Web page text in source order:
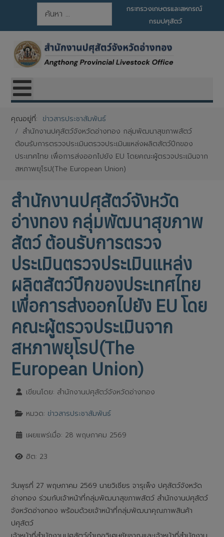
การค้นหา
กระทรวงเกษตรและสหกรณ์
กรมปศุสัตว์
คุณอยู่ที่: ข่าวสารประชาสัมพันธ์
สำนักงานปศุสัตว์จังหวัดอ่างทอง กลุ่มพัฒนาสุขภาพสัตว์
ต้อนรับการตรวจประเมินตรวจประเมินแหล่งผลิตสัตว์ปีกของ
ประเทศไทย เพื่อการส่งออกไปยัง EU โดยคณะผู้ตรวจประเมินจาก
สหภาพยุโรป(The European Union)
สำนักงานปศุสัตว์จังหวัด
อ่างทอง กลุ่มพัฒนาสุขภาพ
สัตว์ ต้อนรับการตรวจ
ประเมินตรวจประเมินแหล่ง
ผลิตสัตว์ปีกของประเทศไทย
เพื่อการส่งออกไปยัง EU โดย
คณะผู้ตรวจประเมินจาก
สหภาพยุโรป(The
European Union)
เขียนโดย: สำนักงานปศุสัตว์จังหวัดอ่างทอง
หมวด: ข่าวสารประชาสัมพันธ์
เผยแพร่เมื่อ: 28 พฤษภาคม 2569
ฮิต: 23
วันพุธที่ 27 พฤษภาคม 2569 นายวิเชียร จารุเพ็ง ปศุสัตว์จังหวัด
อ่างทอง ร่วมกับเจ้าหน้าที่กลุ่มพัฒนาสุขภาพสัตว์ สำนักงานปศุสัตว์
จังหวัดอ่างทอง พร้อมด้วยเจ้าหน้าที่กลุ่มพัฒนาคุณภาพสินค้า
ปศุสัตว์